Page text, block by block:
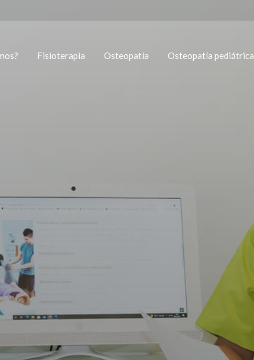
Fisioterapia Osteopatía Osteopatía pediátrica